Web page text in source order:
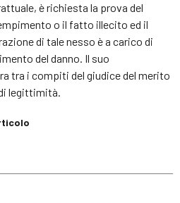
è richiesta la prova del
o il fatto illecito ed il
di tale nesso è a carico di
del danno. Il suo
tra i compiti del giudice del merito
legittimità.